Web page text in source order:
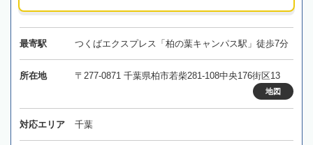
最寄駅 つくばエクスプレス「柏の葉キャンパス駅」徒歩7分
所在地 〒277-0871 千葉県柏市若柴281-108中央176街区13
地図
対応エリア 千葉